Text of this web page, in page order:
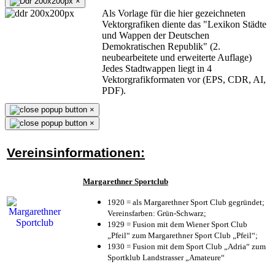
Als Vorlage für die hier gezeichneten
Vektorgrafiken diente das "Lexikon Städte
und Wappen der Deutschen
Demokratischen Republik" (2.
neubearbeitete und erweiterte Auflage)
Jedes Stadtwappen liegt in 4
Vektorgrafikformaten vor (EPS, CDR, AI,
PDF).
×
×
Vereinsinformationen:
Margarethner Sportclub
1920 = als Margarethner Sport Club gegründet;
Vereinsfarben: Grün-Schwarz;
1929 = Fusion mit dem Wiener Sport Club
„Pfeil“ zum Margarethner Sport Club „Pfeil“;
1930 = Fusion mit dem Sport Club „Adria“ zum
Sportklub Landstrasser „Amateure“